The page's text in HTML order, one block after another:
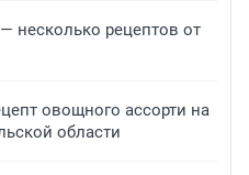
несколько рецептов от
овощного ассорти на
области